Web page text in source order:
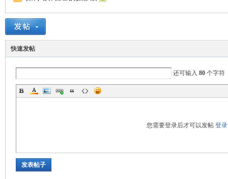
快速发帖
还可输入 80 个字符
您需要登录后才可以发帖 登录
发表帖子